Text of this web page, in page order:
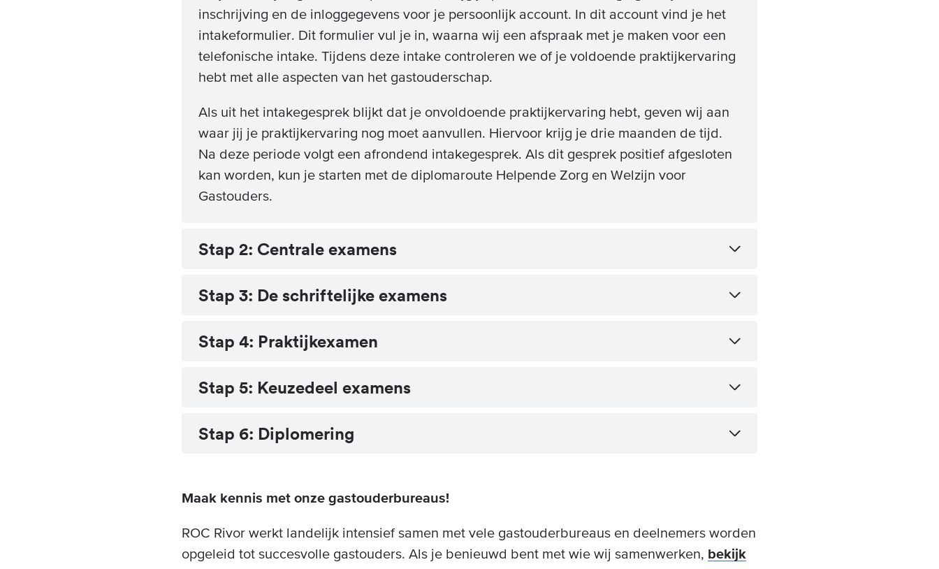
inschrijving en de inloggegevens voor je persoonlijk account. In dit account vind je het
intakeformulier. Dit formulier vul je in, waarna wij een afspraak met je maken voor een
telefonische intake. Tijdens deze intake controleren we of je voldoende praktijkervaring
hebt met alle aspecten van het gastouderschap.
Als uit het intakegesprek blijkt dat je onvoldoende praktijkervaring hebt, geven wij aan
waar jij je praktijkervaring nog moet aanvullen. Hiervoor krijg je drie maanden de tijd.
Na deze periode volgt een afrondend intakegesprek. Als dit gesprek positief afgesloten
kan worden, kun je starten met de diplomaroute Helpende Zorg en Welzijn voor
Gastouders.
Stap 2: Centrale examens
Stap 3: De schriftelijke examens
Stap 4: Praktijkexamen
Stap 5: Keuzedeel examens
Stap 6: Diplomering
Maak kennis met onze gastouderbureaus!
ROC Rivor werkt landelijk intensief samen met vele gastouderbureaus en deelnemers worden
opgeleid tot succesvolle gastouders. Als je benieuwd bent met wie wij samenwerken, bekijk